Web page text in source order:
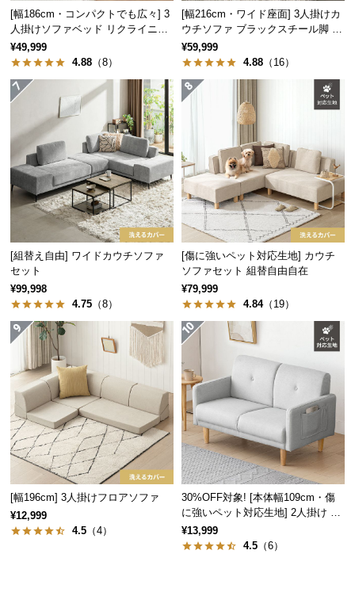
設
置
サ
ー
ビ
い
て
搬
経
路
に
つ
い
て
返
品・
キ
ャ
ン
セ
ル
に
つ
い
[幅186cm・コンパクトでも広々] 3
人掛けソファベッド リクライニン
グ 天然木フレーム 北欧
¥49,999
4.88 （8）
[幅216cm・ワイド座面] 3人掛けカ
ウチソファ ブラックスチール脚 L
字 ホテルライク 高級感
¥59,999
4.88 （16）
[組替え自由] ワイドカウチソファ
セット
¥99,998
4.75 （8）
[傷に強いペット対応生地] カウチ
ソファセット 組替自由自在
¥79,999
4.84（19）
[幅196cm] 3人掛けフロアソファ
¥12,999
4.5 （4）
30%OFF対象! [本体幅109cm・傷
に強いペット対応生地] 2人掛け コ
ンパクトソファ ポケット付き
¥13,999
4.5 （6）